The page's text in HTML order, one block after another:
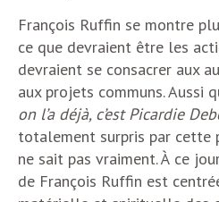
François Ruffin se montre
ce que devraient être les
devraient se consacrer aux
aux projets communs. Aussi
on l’a déjà, c’est Picardie
totalement surpris par cette
ne sait pas vraiment. À ce
de François Ruffin est